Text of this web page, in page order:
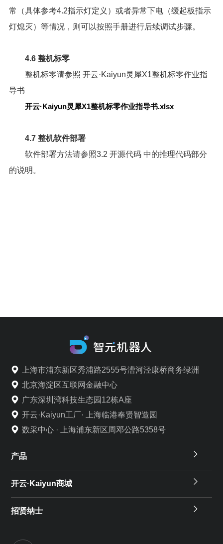
常（具体参考4.2指示灯定义）或者异常下电（缓起板指示
灯熄灭）等情况，则可以按照手册进行后续调试步骤。
4.6 整机标零
整机标零请参照 开云·Kaiyun灵犀X1整机标零作业指
导书
开云·Kaiyun灵犀X1整机标零作业指导书.xlsx
4.7 整机软件部署
软件部署方法请参照3.2 开源代码中的推理代码部分
的说明。
上海市浦东新区秀浦路2555号漕河泾康桥商务绿洲
北京海淀区互联网金融中心
广东深圳湾科技生态园12栋A座
开云·Kaiyun工厂· 上海临港奉贤智造园
数采中心 · 上海浦东新区周邓公路5358号
产品
开云·Kaiyun商城
招贤纳士